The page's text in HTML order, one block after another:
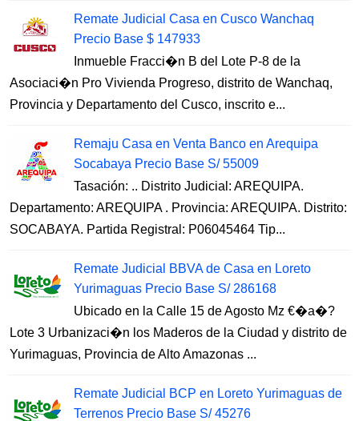
Remate Judicial Casa en Cusco Wanchaq
Precio Base $ 147933
Inmueble Fracci�n B del Lote P-8 de la
Asociaci�n Pro Vivienda Progreso, distrito de Wanchaq,
Provincia y Departamento del Cusco, inscrito e...
Remaju Casa en Venta Banco en Arequipa
Socabaya Precio Base S/ 55009
Tasación: .. Distrito Judicial: AREQUIPA.
Departamento: AREQUIPA . Provincia: AREQUIPA. Distrito:
SOCABAYA. Partida Registral: P06045464 Tip...
Remate Judicial BBVA de Casa en Loreto
Yurimaguas Precio Base S/ 286168
Ubicado en la Calle 15 de Agosto Mz €�a�?
Lote 3 Urbanizaci�n los Maderos de la Ciudad y distrito de
Yurimaguas, Provincia de Alto Amazonas ...
Remate Judicial BCP en Loreto Yurimaguas de
Terrenos Precio Base S/ 45276